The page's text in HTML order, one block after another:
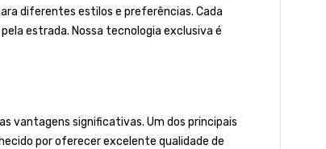
diferentes estilos e preferências. Cada
estrada. Nossa tecnologia exclusiva é
vantagens significativas. Um dos principais
por oferecer excelente qualidade de